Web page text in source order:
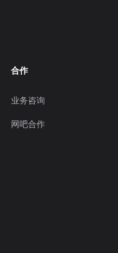
合作
业务咨询
网吧合作